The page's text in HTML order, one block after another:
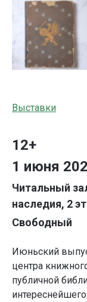
Выставки
12+
1 июня
Читальный
наследия, 2
Свободный
Июньский
центра
публичной